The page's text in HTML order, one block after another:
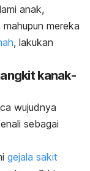
anak,
mereka
, lakukan
kanak-
wujudnya
sebagai
gejala sakit